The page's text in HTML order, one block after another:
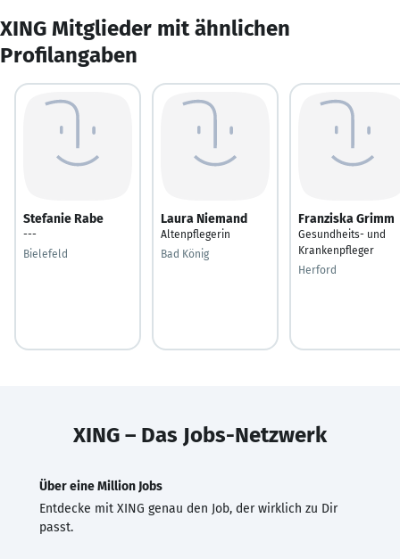
XING Mitglieder mit ähnlichen
Profilangaben
Stefanie Rabe
---
Bielefeld
Laura Niemand
Altenpflegerin
Bad König
Franziska Grimm
Gesundheits- und
Krankenpfleger
Herford
XING – Das Jobs-Netzwerk
Über eine Million Jobs
Entdecke mit XING genau den Job, der wirklich zu Dir
passt.